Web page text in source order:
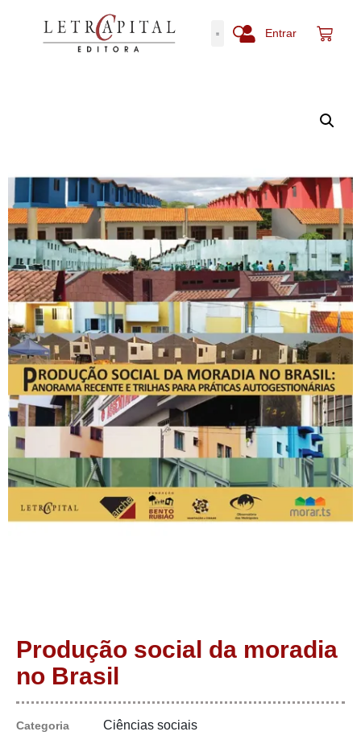
Entrar
Produção social da moradia
no Brasil
Categoria Ciências sociais